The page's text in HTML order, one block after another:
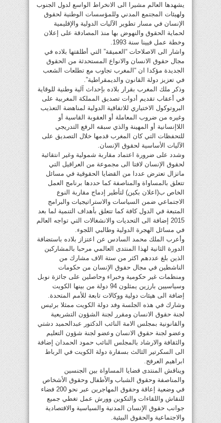
يشهدها العالم مشيرا الى الانخراط الواسع لدول الجنوب
ولهيئات المجتمع المدني وللمؤسسات الوطنية لحقوق
الإنسان في مسار تطوير الآليات الدولية والإقليمية
لحماية الحقوق والنهوض بها منذ المصادقة على إعلان
وخطة عمل فيينا سنة 1993.
واشار الى الاصلاحات “العميقة” التي أطلقتها بلاده في
مجال حقوق الانسان والانواع المستحدثة من الحقوق
الجديدة مؤكدا ان “المغرب تجاوب مع تطلعات الشعب
في تعزيز دولة القانون والديمقراطية”.
وذكر ملك المغرب بقرار بلاده بإحداث آلية وطنية للوقاية
في أعقاب تقديم أدوات تصديق المملكة المغربية على
البروتوكول الاختياري للاتفاقية الدولية لمناهضة التعذيب
وغيره من ضروب المعاملة أو العقوبة القاسية أو
اللاإنسانية أو المهينة والذي سبقه الرفع التدريجي
للتحفظات التي كان المغرب قدمها خلال التصديق على
الآليات الأساسية لحقوق الإنسان.
وشدد على ضرورة اعتماد مقاربة شمولية وغير انتقائية
لحقوق الإنسان لافتا الى مجموعة من العراقيل التي
ماتزال تعترض عددا من القضايا الحقوقية في مسائل
تتعلق بالمساواة والمناصفة كما حددها برنامج العمل
الخاص ب(اعلان بكين) لتأطير إدماج مقاربة النوع
الاجتماعي ضمن السياسات والاستراتيجيات والبرامج
المتبعة في الدول كافة كما تتعلق بأهداف التنمية لما بعد
2015 إضافة الى التحديات والانشغالات التي تواجه العالم
في مسائل الهجرة الدولية وطالبي اللجوء.
وأعرب الملك محمد السادس عن اعتزاز بلاده باستضافة
الدورة الثانية لهذا المنتدى العالمي مرحبا بالمشاركين
الذين بلغ عددهم اكثر من ستة الاف مشارك من
الناشطين في مجال حقوق الإنسان من حكومات
ومنظمات غير حكومية وخبراء وحاصلين على جائزة نوبل
وسياسيين بارزين يمثلون 94 دولة من بينها الكويت
إضافة الى هيئات دولية ووكالات تابعة للأمم المتحدة.
وشارك في هذه الجلسة وفد دولة الكويت ممثلا برئيس
لجنة حقوق الانسان ومقرر لجنة الشؤون التشريعية
والقانونية بمجلس الامة النائب الدكتور عبدالحميد دشتي
وعضو لجنة حقوق الانسان وعضو لجنة شؤون التعليم
والثقافة والارشاد بالمجلس النائب حمود الحمدان إضافة
الى السكرتير الثالث بسفارة دولة الكويت في الرباط
ابراهيم العرفج.
ويناقش المنتدى قضايا المساواة بين الجنسين
والمناصفة وحقوق الشباب والأطفال وحقوق الأشخاص
في وضعية إعاقة وحقوق المهاجرين عبر نحو 200 فضاء
للنقاش واللقاءات والتكوين وورش عمل تغطي جميع
جوانب حقوق الإنسان المدنية والسياسية والاقتصادية
والاجتماعية والحقوق البيئية.